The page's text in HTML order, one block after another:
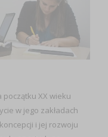
XX wieku
w jego zakładach
i jej rozwoju